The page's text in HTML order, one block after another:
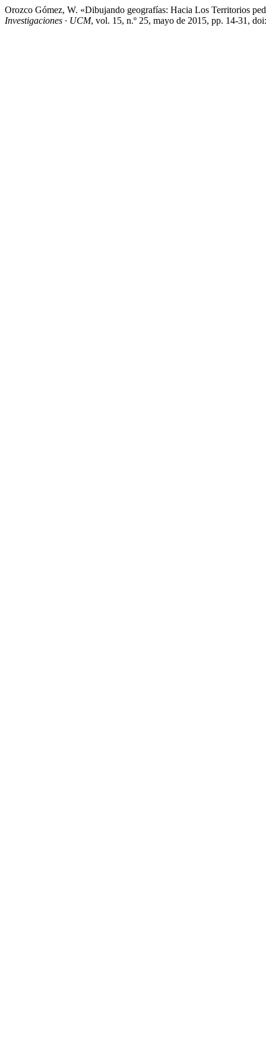
Orozco Gómez, W. «Dibujando geografías: Hacia Los Territorios
Investigaciones · UCM, vol. 15, n.º 25, mayo de 2015, pp. 14-31,